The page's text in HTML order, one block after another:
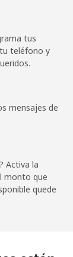
-
tus
teléfono y
mensajes de
Activa la
monto que
quede